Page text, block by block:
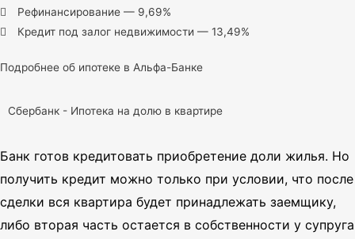
Рефинансирование — 9,69%
Кредит под залог недвижимости — 13,49%
Подробнее об ипотеке в Альфа-Банке
Сбербанк - Ипотека на долю в квартире
Банк готов кредитовать приобретение доли жилья. Но
получить кредит можно только при условии, что после
сделки вся квартира будет принадлежать заемщику,
либо вторая часть остается в собственности у супруга